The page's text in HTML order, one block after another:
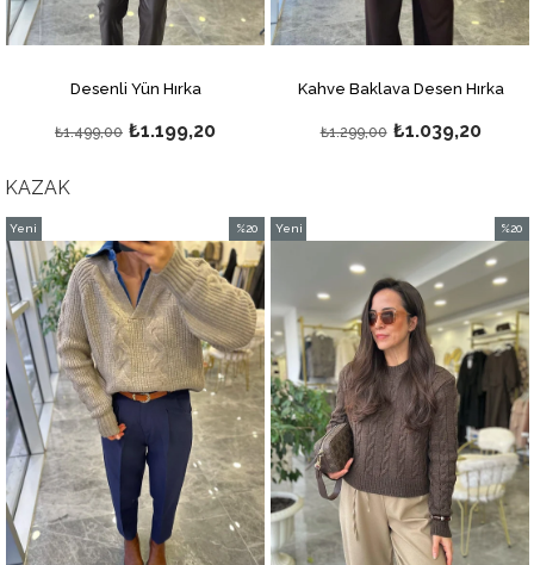
Desenli Yün Hırka
₺1.199,20
₺1.499,00
Kahve Baklava Desen Hırka
₺1.039,20
₺1.299,00
KAZAK
%20
İndirim
%20İndirim
Yeni
Ürün
%20
Yeni